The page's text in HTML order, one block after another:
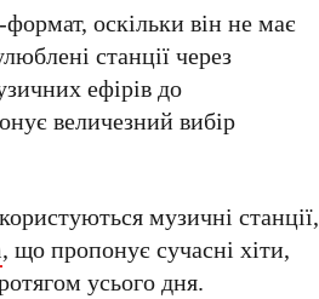
оскільки він не має
станції через
ефірів до
величезний вибір
музичні станції,
, що пропонує сучасні хіти,
усього дня.